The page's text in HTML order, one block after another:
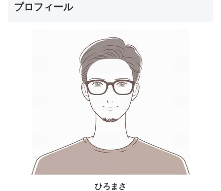
プロフィール
ひろまさ